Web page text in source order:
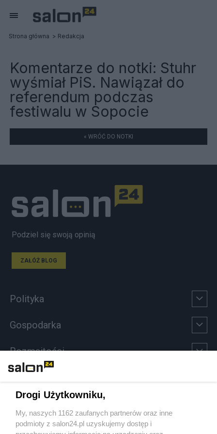
Strona główna Redakcja
Komentarze do notki: Stuhr
wyśmiał PiS. Nawiązał do
referendum podczas
festiwalu w Sopocie
« WRÓĆ DO NOTKI
Podziel się swoją opinią
ZAŁÓŻ BLOG
Polityka
Gospodarka
Rozmaitości
Sport
Społeczeństwo
Drogi Użytkowniku,
My, naszych 1162 zaufanych partnerów oraz inne
podmioty z salon24.pl uzyskujemy dostęp i